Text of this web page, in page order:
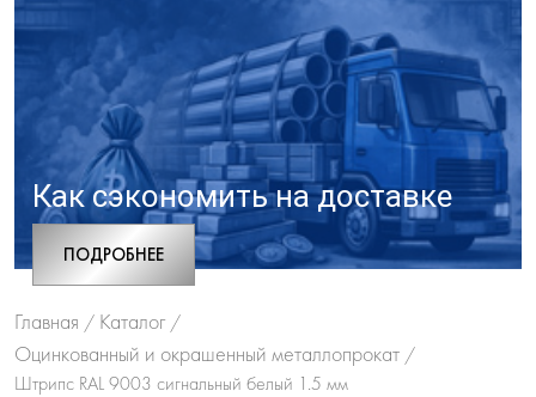
Как сэкономить на доставке
ПОДРОБНЕЕ
Главная / Каталог /
Оцинкованный и окрашенный металлопрокат /
Штрипс RAL 9003 сигнальный белый 1.5 мм